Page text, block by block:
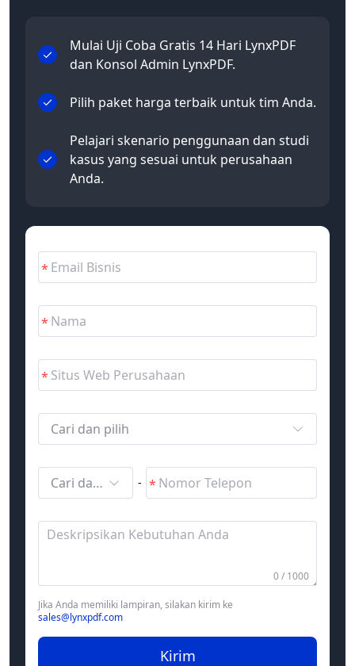
Mulai Uji Coba Gratis 14 Hari LynxPDF
dan Konsol Admin LynxPDF.
Pilih paket harga terbaik untuk tim Anda.
Pelajari skenario penggunaan dan studi
kasus yang sesuai untuk perusahaan
Anda.
Cari dan pilih
Cari dan pilih -
0 / 1000
Jika Anda memiliki lampiran, silakan kirim ke
sales@lynxpdf.com
Kirim